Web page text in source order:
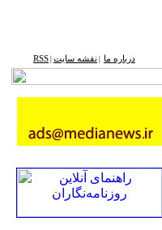
درباره ما نقشه ‌سایت RSS